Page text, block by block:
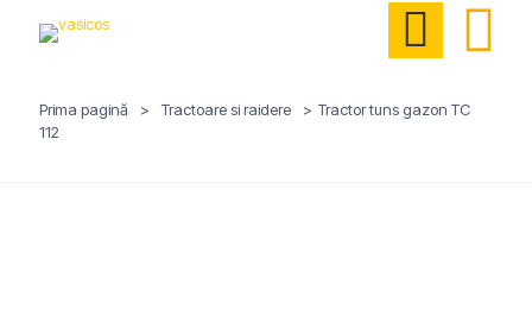
Prima pagină > Tractoare si raidere > Tractor tuns gazon TC
112